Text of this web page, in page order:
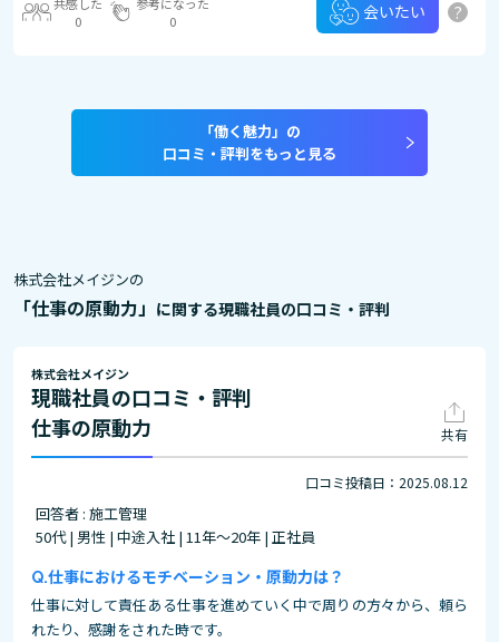
0
0
会いたい ?
「働く魅力」の
口コミ・評判をもっと見る
株式会社メイジンの
「仕事の原動力」 に関する現職社員の口コミ・評判
株式会社メイジン
現職社員の口コミ・評判
仕事の原動力
共有
口コミ投稿日：2025.08.12
回答者 : 施工管理
50代 | 男性 | 中途入社 | 11年～20年 | 正社員
仕事におけるモチベーション・原動力は？
仕事に対して責任ある仕事を進めていく中で周りの方々から、頼ら
れたり、感謝をされた時です。